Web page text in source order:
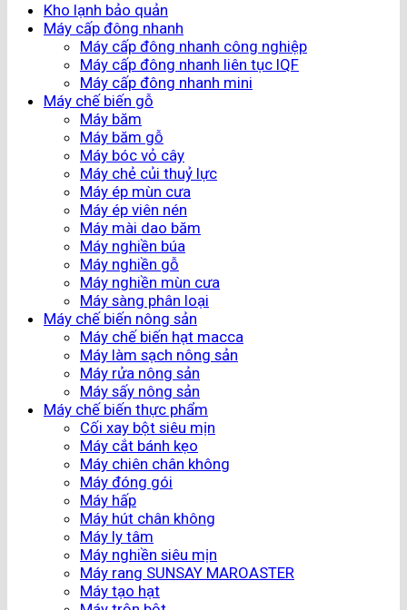
Kho lạnh bảo quản
Máy cấp đông nhanh
Máy cấp đông nhanh công nghiệp
Máy cấp đông nhanh liên tục IQF
Máy cấp đông nhanh mini
Máy chế biến gỗ
Máy băm
Máy băm gỗ
Máy bóc vỏ cây
Máy chẻ củi thuỷ lực
Máy ép mùn cưa
Máy ép viên nén
Máy mài dao băm
Máy nghiền búa
Máy nghiền gỗ
Máy nghiền mùn cưa
Máy sàng phân loại
Máy chế biến nông sản
Máy chế biến hạt macca
Máy làm sạch nông sản
Máy rửa nông sản
Máy sấy nông sản
Máy chế biến thực phẩm
Cối xay bột siêu mịn
Máy cắt bánh kẹo
Máy chiên chân không
Máy đóng gói
Máy hấp
Máy hút chân không
Máy ly tâm
Máy nghiền siêu mịn
Máy rang SUNSAY MAROASTER
Máy tạo hạt